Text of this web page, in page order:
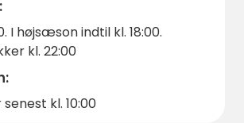
I højsæson indtil kl. 18:00.
kl. 22:00
kl. 10:00